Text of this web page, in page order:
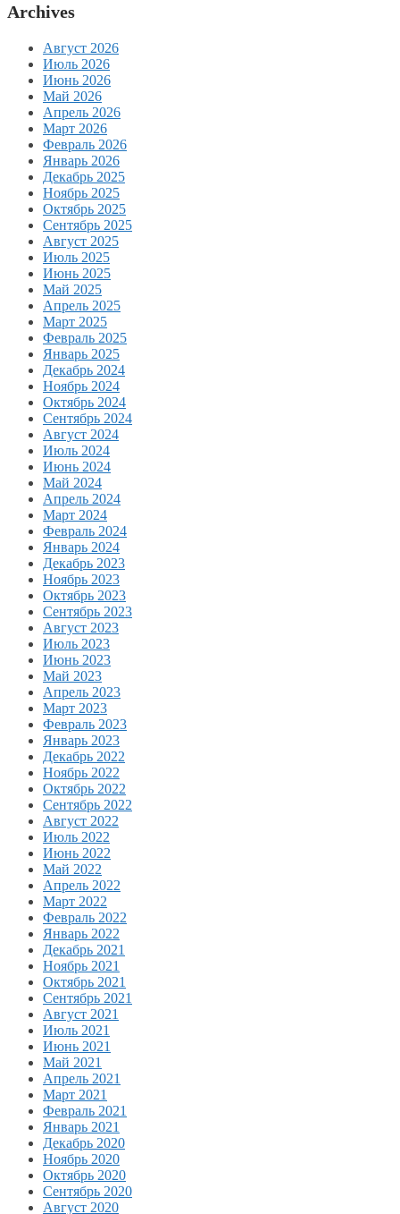
Archives
Август 2026
Июль 2026
Июнь 2026
Май 2026
Апрель 2026
Март 2026
Февраль 2026
Январь 2026
Декабрь 2025
Ноябрь 2025
Октябрь 2025
Сентябрь 2025
Август 2025
Июль 2025
Июнь 2025
Май 2025
Апрель 2025
Март 2025
Февраль 2025
Январь 2025
Декабрь 2024
Ноябрь 2024
Октябрь 2024
Сентябрь 2024
Август 2024
Июль 2024
Июнь 2024
Май 2024
Апрель 2024
Март 2024
Февраль 2024
Январь 2024
Декабрь 2023
Ноябрь 2023
Октябрь 2023
Сентябрь 2023
Август 2023
Июль 2023
Июнь 2023
Май 2023
Апрель 2023
Март 2023
Февраль 2023
Январь 2023
Декабрь 2022
Ноябрь 2022
Октябрь 2022
Сентябрь 2022
Август 2022
Июль 2022
Июнь 2022
Май 2022
Апрель 2022
Март 2022
Февраль 2022
Январь 2022
Декабрь 2021
Ноябрь 2021
Октябрь 2021
Сентябрь 2021
Август 2021
Июль 2021
Июнь 2021
Май 2021
Апрель 2021
Март 2021
Февраль 2021
Январь 2021
Декабрь 2020
Ноябрь 2020
Октябрь 2020
Сентябрь 2020
Август 2020